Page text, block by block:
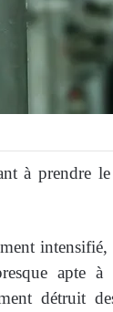
à prendre
intensifié,
apte à
détruit